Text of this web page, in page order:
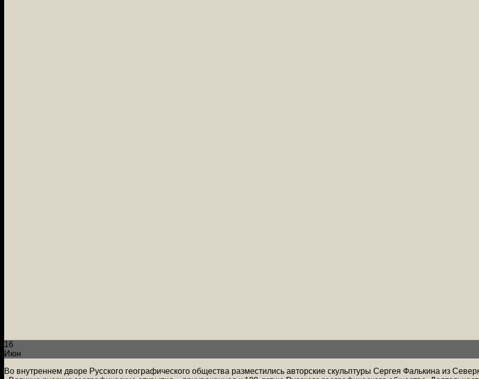
16
Июн
Во внутреннем дворе Русского географического общества разместились авторские скульптуры Сергея Фалькина из